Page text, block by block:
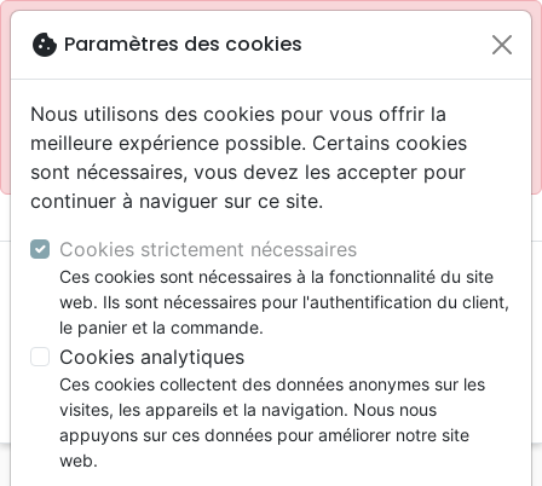
blockSite réservé aux professionnels
Accès pour les professionnels : Se connecter
Site pour le grand public : La Maison de la Bible
menu
cookie Paramètres des cookies
Nous utilisons des cookies pour vous offrir la
meilleure expérience possible. Certains cookies
sont nécessaires, vous devez les accepter pour
continuer à naviguer sur ce site.
Cookies strictement nécessaires
Ces cookies sont nécessaires à la fonctionnalité du site
web. Ils sont nécessaires pour l'authentification du client,
le panier et la commande.
Cookies analytiques
Ces cookies collectent des données anonymes sur les
visites, les appareils et la navigation. Nous nous
appuyons sur ces données pour améliorer notre site
web.